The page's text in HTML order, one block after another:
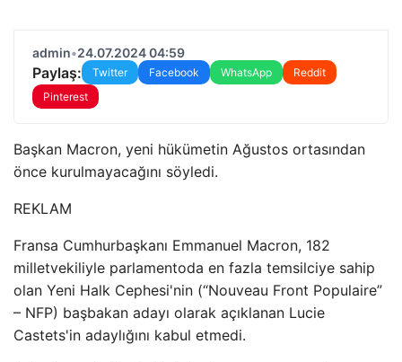
admin•24.07.2024 04:59
Paylaş: Twitter Facebook WhatsApp
Reddit
Pinterest
Başkan Macron, yeni hükümetin Ağustos ortasından
önce kurulmayacağını söyledi.
REKLAM
Fransa Cumhurbaşkanı Emmanuel Macron, 182
milletvekiliyle parlamentoda en fazla temsilciye sahip
olan Yeni Halk Cephesi'nin (“Nouveau Front Populaire”
– NFP) başbakan adayı olarak açıklanan Lucie
Castets'in adaylığını kabul etmedi.